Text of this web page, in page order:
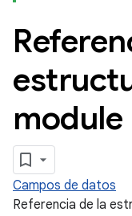
module
Campos de datos
Referencia de la